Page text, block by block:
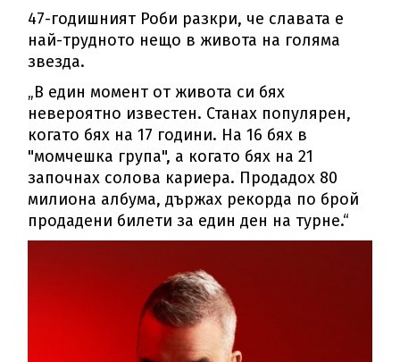
47-годишният Роби разкри, че славата е
най-трудното нещо в живота на голяма
звезда.
„В един момент от живота си бях
невероятно известен. Станах популярен,
когато бях на 17 години. На 16 бях в
"момчешка група", а когато бях на 21
започнах солова кариера. Продадох 80
милиона албума, държах рекорда по брой
продадени билети за един ден на турне.“